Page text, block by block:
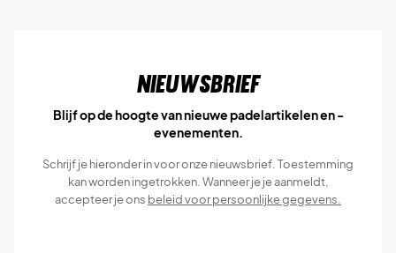
Nieuwsbrief
Blijf op de hoogte van nieuwe padelartikelen en -
evenementen.
Schrijf je hieronder in voor onze nieuwsbrief. Toestemming
kan worden ingetrokken. Wanneer je je aanmeldt,
accepteer je ons beleid voor persoonlijke gegevens.